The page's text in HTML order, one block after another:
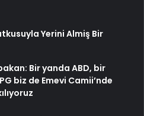
Yerini Almiş Bir
Bir yanda ABD, bir
biz de Emevi Camii’nde